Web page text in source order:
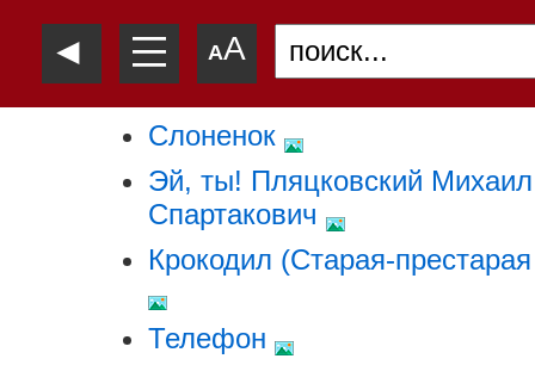
◄ —
—
— AA
Слоненок
Эй, ты! Пляцковский Михаил
Спартакович
Крокодил (Старая-
Телефон